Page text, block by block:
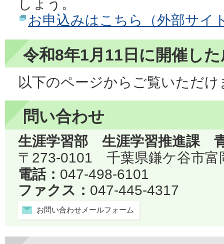
しょう。
お申込みはこちら（外部サイ
令和8年1月11日に開催し
以下のページからご覧いただけ
問い合わせ
生涯学習部 生涯学習推進課
〒273-0101 千葉県鎌ケ谷市富
電話： 047-498-6101
ファクス： 047-445-4317
お問い合わせメールフォーム